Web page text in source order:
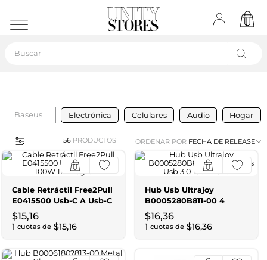
Baseus Electrónica Celulares Audio Hogar
56 PRODUCTOS ORDENAR POR FECHA DE RELEASE
Cable Retráctil Free2Pull
E0415500 Usb-C A Usb-C
100W 1M Negro
$15,16
1 cuotas de $15,16
Hub Usb Ultrajoy
B0005280B811-00 4
Puertos Usb 3.0 15Cm
Gris
$16,36
1 cuotas de $16,36